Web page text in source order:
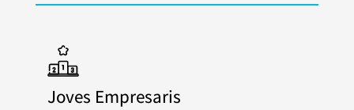
Joves Empresaris